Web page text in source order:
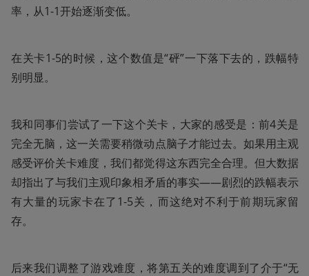
率，从1-1开始逐渐变低。
在关卡1-5的时候，这个数值是“砰”一下落下去的，跌幅特
别明显。
我和同事们尝试了一下这个关卡，大家的感受是：前4关是
完全无脑，这一关需要稍微动点脑子才能过去。如果用主观
感受评价关卡难度，我们都觉得这东西完全合理。但大数据
却指出了与我们主观印象相矛盾的事实——剧烈的跌幅表示
有大量的玩家卡在了1-5关，而这绝对不利于前期玩家留
存。
后来我们调整了游戏难度，将第五关的难度调到了介于“无